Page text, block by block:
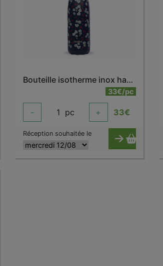
Bouteille isotherme inox hanami bleu 500 ml
33€/pc
- 1 pc + 33€
Réception souhaitée le